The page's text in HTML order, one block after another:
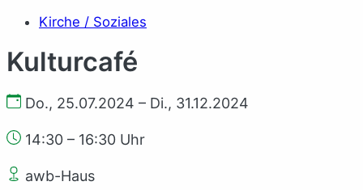
Kirche / Soziales
Kulturcafé
Do., 25.07.2024 – Di., 31.12.2024
14:30 – 16:30 Uhr
awb-Haus